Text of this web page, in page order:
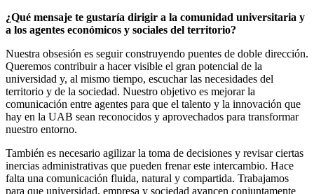
¿Qué mensaje te gustaría dirigir a la comunidad universitaria y
a los agentes económicos y sociales del territorio?
Nuestra obsesión es seguir construyendo puentes de doble dirección.
Queremos contribuir a hacer visible el gran potencial de la
universidad y, al mismo tiempo, escuchar las necesidades del
territorio y de la sociedad. Nuestro objetivo es mejorar la
comunicación entre agentes para que el talento y la innovación que
hay en la UAB sean reconocidos y aprovechados para transformar
nuestro entorno.
También es necesario agilizar la toma de decisiones y revisar ciertas
inercias administrativas que pueden frenar este intercambio. Hace
falta una comunicación fluida, natural y compartida. Trabajamos
para que universidad, empresa y sociedad avancen conjuntamente